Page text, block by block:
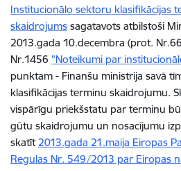
Institucionālo sektoru klasifikācijas
skaidrojums sagatavots atbilstoši
2013.gada 10.decembra (prot.
Nr.1456 "Noteikumi par
punktam - Finanšu ministrija savā
klasifikācijas terminu skaidrojumu.
vispārīgu priekšstatu par terminu
gūtu skaidrojumu un nosacījumu
skatīt2013.gada 21.maija Eiropas
Regulas Nr. 549/2013 par Eiropas